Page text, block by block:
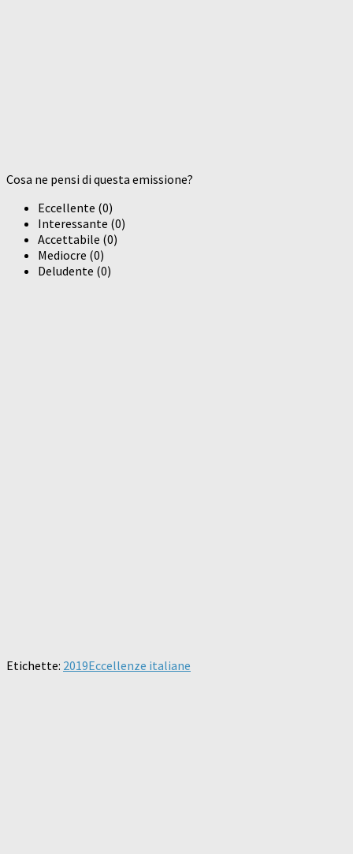
Cosa ne pensi di questa emissione?
Eccellente (0)
Interessante (0)
Accettabile (0)
Mediocre (0)
Deludente (0)
Etichette: 2019Eccellenze italiane